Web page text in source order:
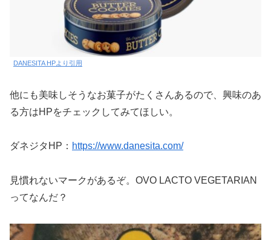
DANESITA HPより引用
他にも美味しそうなお菓子がたくさんあるので、興味のあ
る方はHPをチェックしてみてほしい。
ダネジタHP： https://www.danesita.com/
見慣れないマークがあるぞ。OVO LACTO VEGETARIAN
ってなんだ？